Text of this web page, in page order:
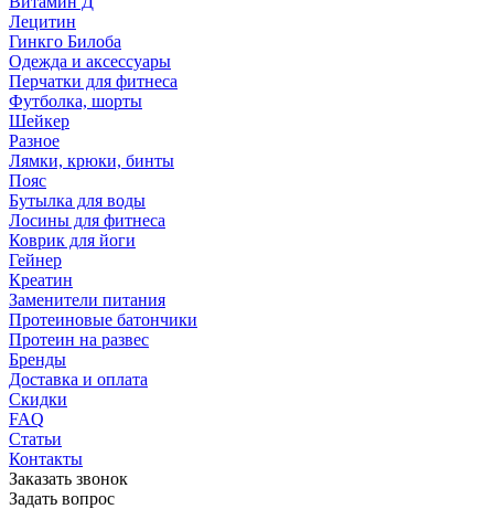
Лецитин
Гинкго Билоба
Одежда и аксессуары
Перчатки для фитнеса
Футболка, шорты
Шейкер
Разное
Лямки, крюки, бинты
Пояс
Бутылка для воды
Лосины для фитнеса
Коврик для йоги
Гейнер
Креатин
Заменители питания
Протеиновые батончики
Протеин на развес
Бренды
Доставка и оплата
Скидки
FAQ
Статьи
Контакты
Заказать звонок
Задать вопрос